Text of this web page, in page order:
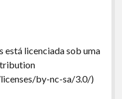
está licenciada sob uma
by-nc-sa/3.0/)